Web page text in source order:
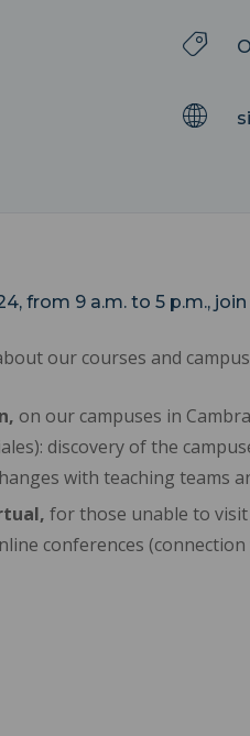
from 9 a.m. to 5 p.m.,
our courses and
on our campuses in
discovery of the
with teaching teams
for those unable to
conferences (connection